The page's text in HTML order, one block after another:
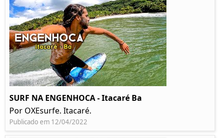
SURF NA ENGENHOCA - Itacaré Ba
Por OXEsurfe. Itacaré.
Publicado em 12/04/2022